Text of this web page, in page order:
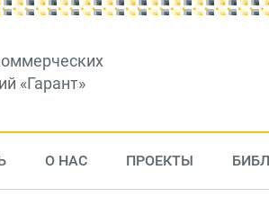
«Гарант»
О НАС ПРОЕКТЫ